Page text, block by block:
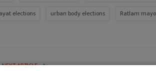
elections urban body elections Ratlam
NEXT ARTICLE